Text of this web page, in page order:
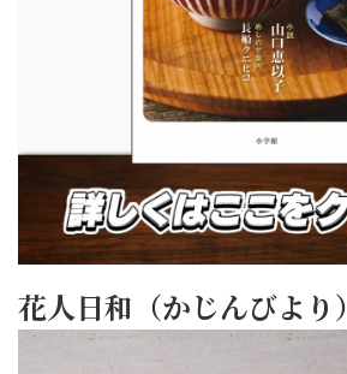
花人日和（かじんびより）